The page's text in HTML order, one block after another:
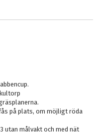
på plats, om möjligt röda
utan målvakt och med nät